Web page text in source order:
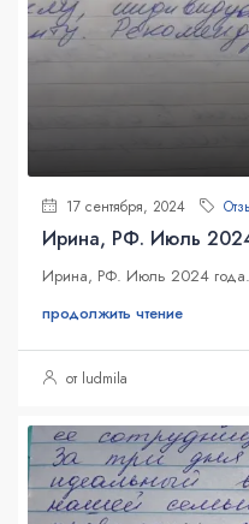
17 сентября, 2024
Ирина, РФ. Июль
Ирина, РФ. Июль 2024 года.
продолжить чтение
от ludmila